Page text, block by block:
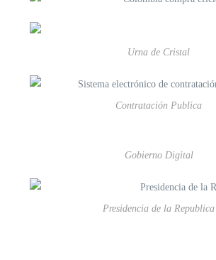
Urna de Cristal
Contratación Publica
Gobierno Digital
Presidencia de la Republica